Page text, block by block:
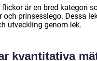
flickor är en bred kategori
och prinsesslego. Dessa
utveckling genom lek.
kvantitativa